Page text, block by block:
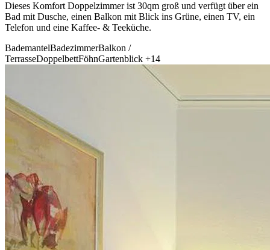
Dieses Komfort Doppelzimmer ist 30qm groß und verfügt über ein
Bad mit Dusche, einen Balkon mit Blick ins Grüne, einen TV, ein
Telefon und eine Kaffee- & Teeküche.
BademantelBadezimmerBalkon /
TerrasseDoppelbettFöhnGartenblick +14